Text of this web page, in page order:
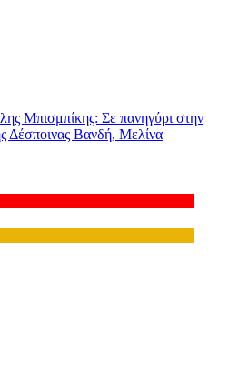
Μπισμπίκης: Σε πανηγύρι στην
Δέσποινας Βανδή, Μελίνα